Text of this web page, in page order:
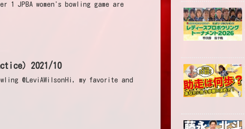
1 JPBA women's bowling game are
）2021/10
@LeviAWilsonHi, my favorite and